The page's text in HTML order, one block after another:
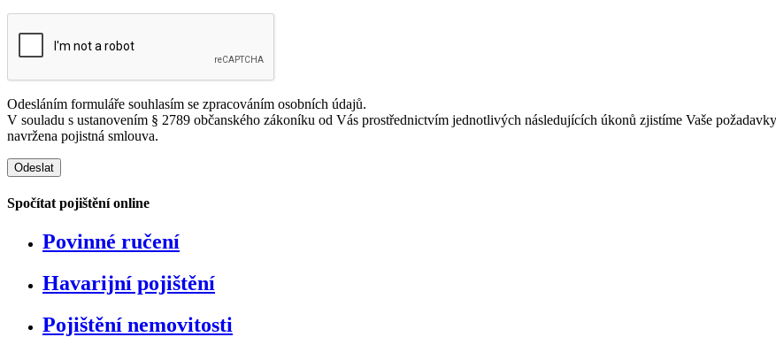
Odesláním formuláře souhlasím se zpracováním osobních údajů.
V souladu s ustanovením § 2789 občanského zákoníku od Vás prostřednictvím jednotlivých následujících úkonů zjistíme Vaše
navržena pojistná smlouva.
Spočítat pojištění online
Povinné ručení
Havarijní pojištění
Pojištění nemovitosti